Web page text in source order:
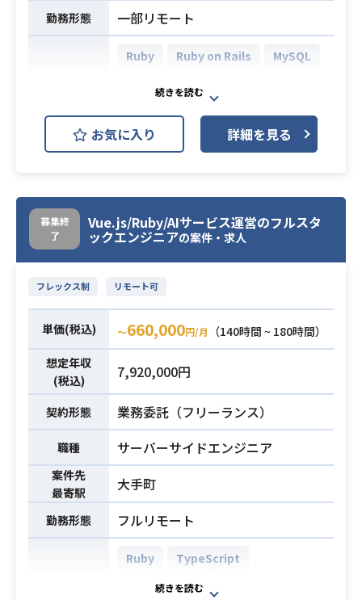
勤務形態 一部リモート
Ruby Ruby on Rails
MySQL
Redis
AWS (Amazon Web Services)
Elasticsearch
GitHub
業務内容
S)の開発・運用全般をお願いいたし
ます。
・要件定義
・基本設計
・詳細設計
・テストコード実装
・コードレビュー.etc
必須スキル
・Ruby(Rails)を用いた開発経験3年
以上
・自社開発企業でのSaasプロダクト
の開発経験
・要件定義〜テストまで一貫した業
務経験
・コードレビュー経験
・テストコードの実装経験
・5名以上のチームでの開発経験
・スクラム開発での経験
お気に入り 詳細を見る
募集終
了
Vue.js/Ruby/AIサービス運営のフルスタ
ックエンジニアの案件・求人
フレックス制 リモート可
単価(税込) 〜660,000円/月
（140時間 ~ 180時間）
想定年収
(税込)
7,920,000円
契約形態 業務委託（フリーランス）
職種 サーバーサイドエンジニア
案件先
最寄駅
大手町
勤務形態 フルリモート
Ruby
TypeScript
Ruby on Rails